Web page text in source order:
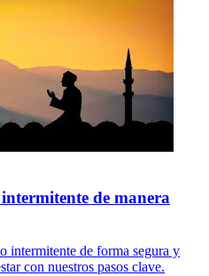
de manera
intermitente de forma segura y
con nuestros pasos clave.